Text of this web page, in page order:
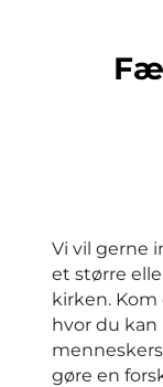
Vi vil gerne
et større
kirken.
hvor du kan
gøre en